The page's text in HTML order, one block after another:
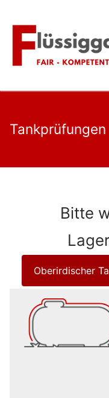
Inhalt
springen
Tankprüfungen
Bitte
Oberirdischer